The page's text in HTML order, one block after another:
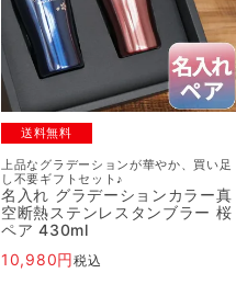
送料無料
上品なグラデーションが華やか、買い足
し不要ギフトセット♪
名入れ グラデーションカラー真
空断熱ステンレスタンブラー 桜
ペア 430ml
10,980
税込